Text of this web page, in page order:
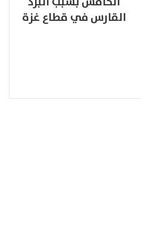
القارس في قطاع غزة